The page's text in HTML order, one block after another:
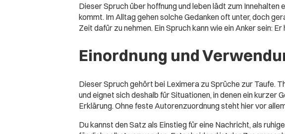
Dieser Spruch über hoffnung und leben lädt zum Innehalten
kommt. Im Alltag gehen solche Gedanken oft unter, doch
Zeit dafür zu nehmen. Ein Spruch kann wie ein Anker sein:
Einordnung und
Dieser Spruch gehört bei Leximera zu Sprüche zur Taufe.
und eignet sich deshalb für Situationen, in denen ein kurzer
Erklärung. Ohne feste Autorenzuordnung steht hier vor
Du kannst den Satz als Einstieg für eine Nachricht, als